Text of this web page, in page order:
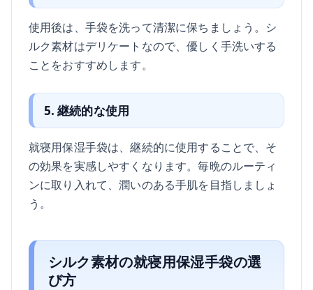
使用後は、手袋を洗って清潔に保ちましょう。シ
ルク素材はデリケートなので、優しく手洗いする
ことをおすすめします。
5. 継続的な使用
就寝用保湿手袋は、継続的に使用することで、そ
の効果を実感しやすくなります。毎晩のルーティ
ンに取り入れて、潤いのある手肌を目指しましょ
う。
シルク素材の就寝用保湿手袋の選
び方